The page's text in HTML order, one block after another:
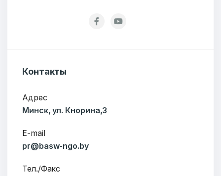
E-mail
Контакты
Адрес
Минск, ул. Кнорина,3
E-mail
pr@basw-ngo.by
Тел./Факс